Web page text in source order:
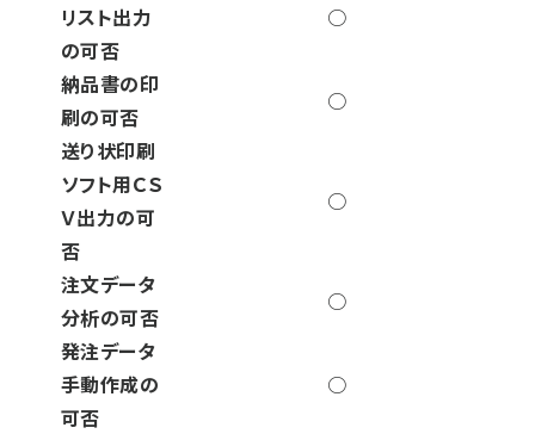
リスト出力
の可否
○
納品書の印
刷の可否
○
送り状印刷
ソフト用ＣＳ
Ｖ出力の可
否
○
注文データ
分析の可否
○
発注データ
手動作成の
可否
○